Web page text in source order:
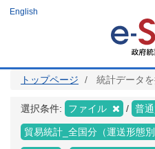
ツ
English
トップページ 統計データ
選択条件: ファイル 普
貿易統計_全国分（運送形態別